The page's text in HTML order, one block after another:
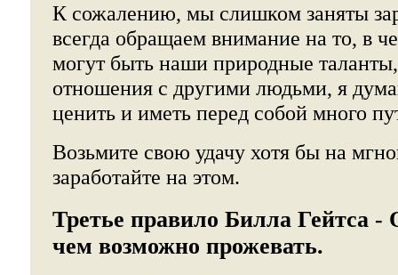
К сожалению, мы слишком заняты
всегда обращаем внимание на то, в
могут быть наши природные таланты,
отношения с другими людьми, я
ценить и иметь перед собой много
Возьмите свою удачу хотя бы на
заработайте на этом.
Третье правило Билла Гейтса -
чем возможно прожевать.